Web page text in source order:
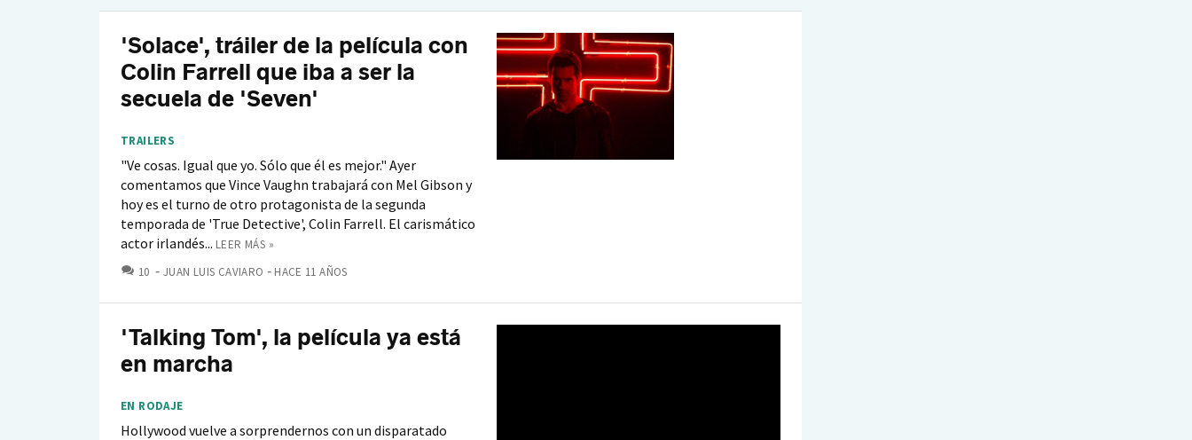
'Solace', tráiler de la película con
Colin Farrell que iba a ser la
secuela de 'Seven'
TRAILERS
"Ve cosas. Igual que yo. Sólo que él es mejor." Ayer
comentamos que Vince Vaughn trabajará con Mel Gibson y
hoy es el turno de otro protagonista de la segunda
temporada de 'True Detective', Colin Farrell. El carismático
actor irlandés... LEER MÁS »
10 COMENTARIOS
JUAN LUIS CAVIARO HACE 11 AÑOS
'Talking Tom', la película ya está
en marcha
EN RODAJE
Hollywood vuelve a sorprendernos con un disparatado